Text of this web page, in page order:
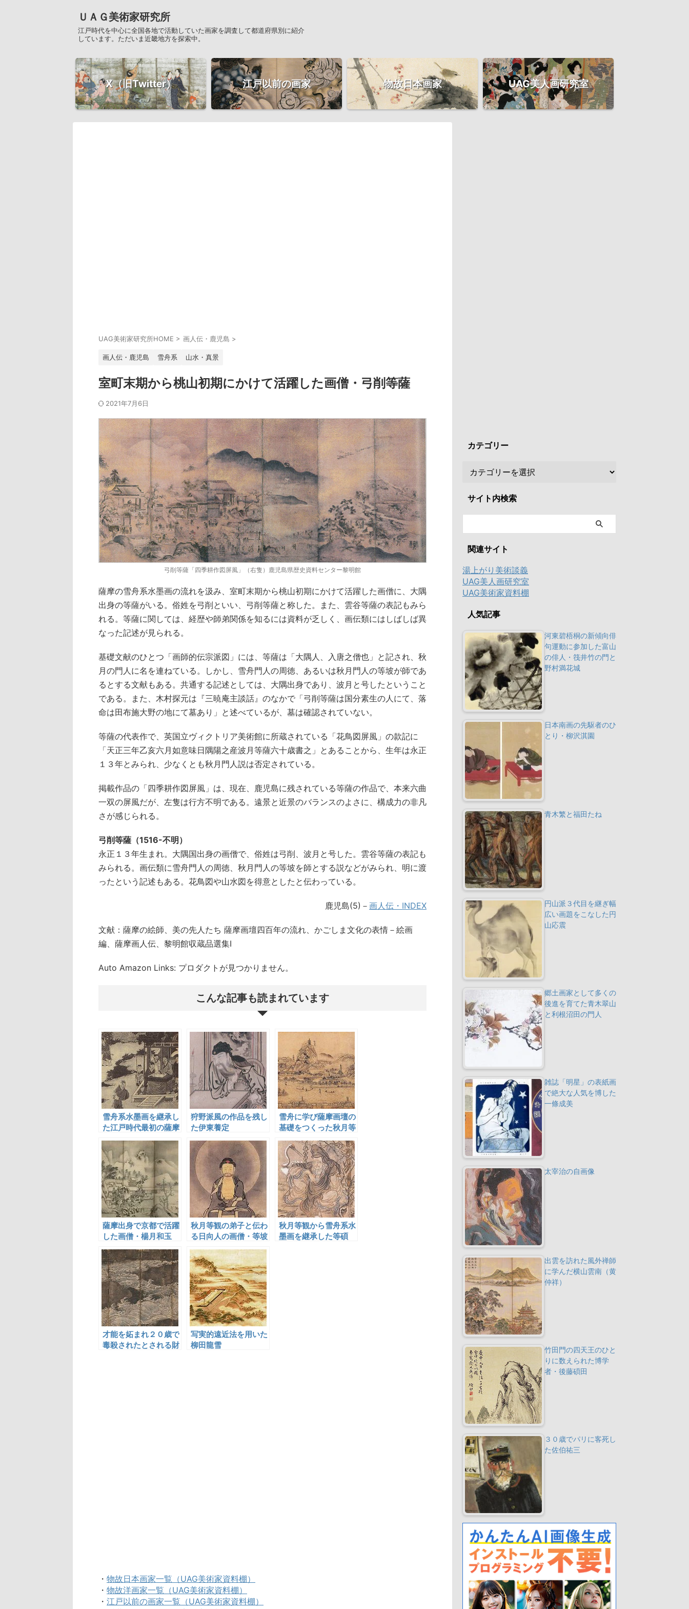
ＵＡＧ美術家研究所
江戸時代を中心に全国各地で活動していた画家を調査して都道府県別に紹介
しています。ただいま近畿地方を探索中。
X（旧Twitter） 江戸以前の画家 物故日本画家 UAG美人画研究室
UAG美術家研究所HOME > 画人伝・鹿児島 >
画人伝・鹿児島 雪舟系 山水・真景
室町末期から桃山初期にかけて活躍した画僧・弓削等薩
2021年7月6日
弓削等薩「四季耕作図屏風」（右隻）鹿児島県歴史資料センター黎明館
薩摩の雪舟系水墨画の流れを汲み、室町末期から桃山初期にかけて活躍した画僧に、大隅
出身の等薩がいる。俗姓を弓削といい、弓削等薩と称した。また、雲谷等薩の表記もみら
れる。等薩に関しては、経歴や師弟関係を知るには資料が乏しく、画伝類にはしばしば異
なった記述が見られる。
基礎文献のひとつ「画師的伝宗派図」には、等薩は「大隅人、入唐之僧也」と記され、秋
月の門人に名を連ねている。しかし、雪舟門人の周徳、あるいは秋月門人の等坡が師であ
るとする文献もある。共通する記述としては、大隅出身であり、波月と号したということ
である。また、木村探元は『三暁庵主談話』のなかで「弓削等薩は国分素生の人にて、落
命は田布施大野の地にて墓あり」と述べているが、墓は確認されていない。
等薩の代表作で、英国立ヴィクトリア美術館に所蔵されている「花鳥図屏風」の款記に
「天正三年乙亥六月如意味日隅陽之産波月等薩六十歳書之」とあることから、生年は永正
１３年とみられ、少なくとも秋月門人説は否定されている。
掲載作品の「四季耕作図屏風」は、現在、鹿児島に残されている等薩の作品で、本来六曲
一双の屏風だが、左隻は行方不明である。遠景と近景のバランスのよさに、構成力の非凡
さが感じられる。
弓削等薩（1516-不明）
永正１３年生まれ。大隅国出身の画僧で、俗姓は弓削、波月と号した。雲谷等薩の表記も
みられる。画伝類に雪舟門人の周徳、秋月門人の等坡を師とする説などがみられ、明に渡
ったという記述もある。花鳥図や山水図を得意としたと伝わっている。
鹿児島(5)－ 画人伝・INDEX
文献：薩摩の絵師、美の先人たち 薩摩画壇四百年の流れ、かごしま文化の表情－絵画
編、薩摩画人伝、黎明館収蔵品選集Ⅰ
Auto Amazon Links: プロダクトが見つかりません。
こんな記事も読まれています
雪舟系水墨画を継承し
た江戸時代最初の薩摩
絵師・日野等林
狩野派風の作品を残し
た伊東養定
雪舟に学び薩摩画壇の
基礎をつくった秋月等
観
薩摩出身で京都で活躍
した画僧・楊月和玉
秋月等観の弟子と伝わ
る日向人の画僧・等坡
秋月等観から雪舟系水
墨画を継承した等碩
才能を妬まれ２０歳で
毒殺されたとされる財
写実的遠近法を用いた
柳田龍雪
・ 物故日本画家一覧（UAG美術家資料棚）
・ 物故洋画家一覧（UAG美術家資料棚）
・ 江戸以前の画家一覧（UAG美術家資料棚）
カテゴリー
サイト内検索
関連サイト
湯上がり美術談義
UAG美人画研究室
UAG美術家資料棚
人気記事
河東碧梧桐の新傾向俳
句運動に参加した富山
の俳人・筏井竹の門と
野村満花城
日本南画の先駆者のひ
とり・柳沢淇園
青木繁と福田たね
円山派３代目を継ぎ幅
広い画題をこなした円
山応震
郷土画家として多くの
後進を育てた青木翠山
と利根沼田の門人
雑誌「明星」の表紙画
で絶大な人気を博した
一條成美
太宰治の自画像
出雲を訪れた風外禅師
に学んだ横山雲南（黄
仲祥）
竹田門の四天王のひと
りに数えられた博学
者・後藤碩田
３０歳でパリに客死し
た佐伯祐三